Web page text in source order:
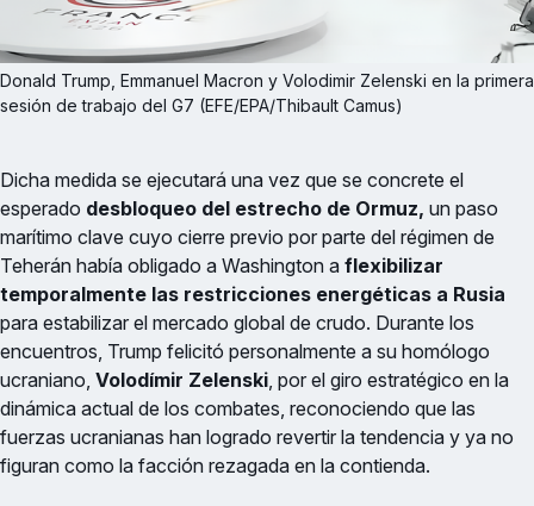
Donald Trump, Emmanuel Macron y Volodimir Zelenski en la primera
sesión de trabajo del G7 (EFE/EPA/Thibault Camus)
Dicha medida se ejecutará una vez que se concrete el
esperado desbloqueo del estrecho de Ormuz, un paso
marítimo clave cuyo cierre previo por parte del régimen de
Teherán había obligado a Washington a flexibilizar
temporalmente las restricciones energéticas a Rusia
para estabilizar el mercado global de crudo. Durante los
encuentros, Trump felicitó personalmente a su homólogo
ucraniano, Volodímir Zelenski, por el giro estratégico en la
dinámica actual de los combates, reconociendo que las
fuerzas ucranianas han logrado revertir la tendencia y ya no
figuran como la facción rezagada en la contienda.